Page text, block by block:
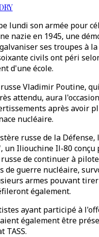
lundi son armée pour
nazie en 1945, une
ses troupes à
civils ont péri
d'une école.
Vladimir Poutine,
attendu, aura
après avoir
nucléaire.
russe de la Défense,
un Iliouchine Il-80
de continuer à
de guerre nucléaire,
armes pouvant
également.
ayant participé à
également être
TASS.